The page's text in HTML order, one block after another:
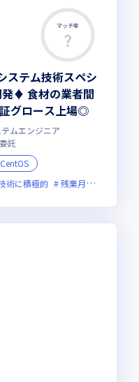
マッチ率
ステム技術スペシ
発♦ 食材の業者間
グロース上場◎
ムエンジニア
託
CentOS
術に積極的 残業月20時間未満